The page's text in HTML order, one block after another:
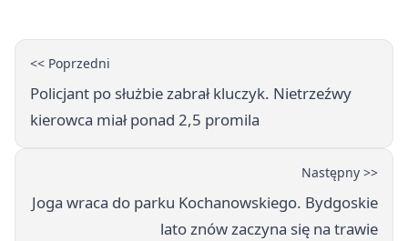
<< Poprzedni
Policjant po służbie zabrał kluczyk. Nietrzeźwy
kierowca miał ponad 2,5 promila
Następny >>
Joga wraca do parku Kochanowskiego. Bydgoskie
lato znów zaczyna się na trawie